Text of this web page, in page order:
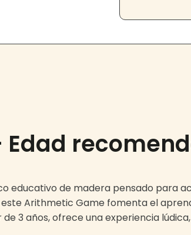
educativo de madera pensado para
Arithmetic Game fomenta el
3 años, ofrece una experiencia